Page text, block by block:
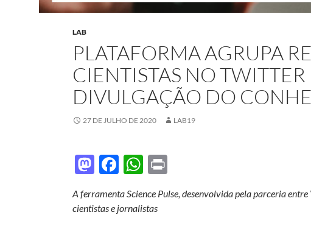
LAB
PLATAFORMA AGRUPA
CIENTISTAS NO TWITTER
DIVULGAÇÃO DO
27 DE JULHO DE 2020 LAB19
M
to
F
e
W
at nt
A ferramenta Science Pulse, desenvolvida pela parceria
cientistas e jornalistas